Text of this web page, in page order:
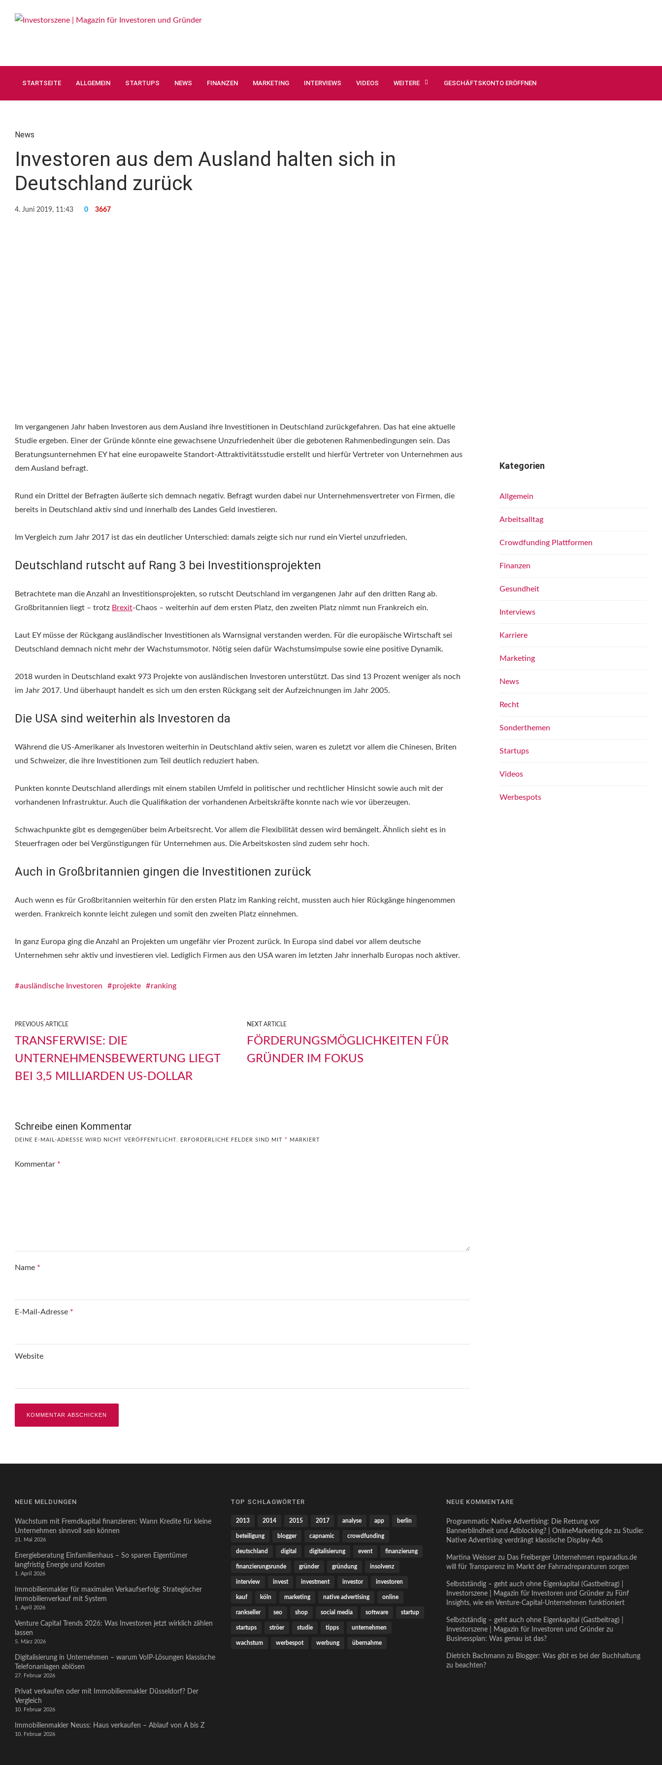
STARTSEITE ALLGEMEIN STARTUPS NEWS FINANZEN MARKETING INTERVIEWS VIDEOS WEITERE GESCHÄFTSKONTO ERÖFFNEN
News
Investoren aus dem Ausland halten sich in
Deutschland zurück
4. Juni 2019, 11:43 0 3667
Im vergangenen Jahr haben Investoren aus dem Ausland ihre Investitionen in Deutschland zurückgefahren. Das hat eine aktuelle
Studie ergeben. Einer der Gründe könnte eine gewachsene Unzufriedenheit über die gebotenen Rahmenbedingungen sein. Das
Beratungsunternehmen EY hat eine europaweite Standort-Attraktivitätsstudie erstellt und hierfür Vertreter von Unternehmen aus
dem Ausland befragt.
Rund ein Drittel der Befragten äußerte sich demnach negativ. Befragt wurden dabei nur Unternehmensvertreter von Firmen, die
bereits in Deutschland aktiv sind und innerhalb des Landes Geld investieren.
Im Vergleich zum Jahr 2017 ist das ein deutlicher Unterschied: damals zeigte sich nur rund ein Viertel unzufrieden.
Deutschland rutscht auf Rang 3 bei Investitionsprojekten
Betrachtete man die Anzahl an Investitionsprojekten, so rutscht Deutschland im vergangenen Jahr auf den dritten Rang ab.
Großbritannien liegt – trotz Brexit-Chaos – weiterhin auf dem ersten Platz, den zweiten Platz nimmt nun Frankreich ein.
Laut EY müsse der Rückgang ausländischer Investitionen als Warnsignal verstanden werden. Für die europäische Wirtschaft sei
Deutschland demnach nicht mehr der Wachstumsmotor. Nötig seien dafür Wachstumsimpulse sowie eine positive Dynamik.
2018 wurden in Deutschland exakt 973 Projekte von ausländischen Investoren unterstützt. Das sind 13 Prozent weniger als noch
im Jahr 2017. Und überhaupt handelt es sich um den ersten Rückgang seit der Aufzeichnungen im Jahr 2005.
Die USA sind weiterhin als Investoren da
Während die US-Amerikaner als Investoren weiterhin in Deutschland aktiv seien, waren es zuletzt vor allem die Chinesen, Briten
und Schweizer, die ihre Investitionen zum Teil deutlich reduziert haben.
Punkten konnte Deutschland allerdings mit einem stabilen Umfeld in politischer und rechtlicher Hinsicht sowie auch mit der
vorhandenen Infrastruktur. Auch die Qualifikation der vorhandenen Arbeitskräfte konnte nach wie vor überzeugen.
Schwachpunkte gibt es demgegenüber beim Arbeitsrecht. Vor allem die Flexibilität dessen wird bemängelt. Ähnlich sieht es in
Steuerfragen oder bei Vergünstigungen für Unternehmen aus. Die Arbeitskosten sind zudem sehr hoch.
Auch in Großbritannien gingen die Investitionen zurück
Auch wenn es für Großbritannien weiterhin für den ersten Platz im Ranking reicht, mussten auch hier Rückgänge hingenommen
werden. Frankreich konnte leicht zulegen und somit den zweiten Platz einnehmen.
In ganz Europa ging die Anzahl an Projekten um ungefähr vier Prozent zurück. In Europa sind dabei vor allem deutsche
Unternehmen sehr aktiv und investieren viel. Lediglich Firmen aus den USA waren im letzten Jahr innerhalb Europas noch aktiver.
ausländische Investoren projekte ranking
PREVIOUS ARTICLE
TRANSFERWISE: DIE
UNTERNEHMENSBEWERTUNG LIEGT
BEI 3,5 MILLIARDEN US-DOLLAR
NEXT ARTICLE
FÖRDERUNGSMÖGLICHKEITEN FÜR
GRÜNDER IM FOKUS
Schreibe einen Kommentar
DEINE E-MAIL-ADRESSE WIRD NICHT VERÖFFENTLICHT. ERFORDERLICHE FELDER SIND MIT * MARKIERT
Kommentar *
Name *
E-Mail-Adresse *
Website
Kategorien
Allgemein
Arbeitsalltag
Crowdfunding Plattformen
Finanzen
Gesundheit
Interviews
Karriere
Marketing
News
Recht
Sonderthemen
Startups
Videos
Werbespots
NEUE MELDUNGEN
Wachstum mit Fremdkapital finanzieren: Wann Kredite für kleine
Unternehmen sinnvoll sein können
21. Mai 2026
Energieberatung Einfamilienhaus – So sparen Eigentümer
langfristig Energie und Kosten
1. April 2026
Immobilienmakler für maximalen Verkaufserfolg: Strategischer
Immobilienverkauf mit System
1. April 2026
Venture Capital Trends 2026: Was Investoren jetzt wirklich zählen
lassen
5. März 2026
Digitalisierung in Unternehmen – warum VoIP-Lösungen klassische
Telefonanlagen ablösen
27. Februar 2026
Privat verkaufen oder mit Immobilienmakler Düsseldorf? Der
Vergleich
10. Februar 2026
Immobilienmakler Neuss: Haus verkaufen – Ablauf von A bis Z
10. Februar 2026
TOP SCHLAGWÖRTER
2013 2014 2015 2017 analyse app berlin
beteiligung blogger capnamic crowdfunding
deutschland digital digitalisierung event finanzierung
finanzierungsrunde gründer gründung insolvenz
interview invest investment investor investoren
kauf köln marketing native advertising online
rankseller seo shop social media software startup
startups ströer studie tipps unternehmen
wachstum werbespot werbung übernahme
NEUE KOMMENTARE
Programmatic Native Advertising: Die Rettung vor
Bannerblindheit und Adblocking? | OnlineMarketing.de zu Studie:
Native Advertising verdrängt klassische Display-Ads
Martina Weisser zu Das Freiberger Unternehmen reparadius.de
will für Transparenz im Markt der Fahrradreparaturen sorgen
Selbstständig – geht auch ohne Eigenkapital (Gastbeitrag) |
Investorszene | Magazin für Investoren und Gründer zu Fünf
Insights, wie ein Venture-Capital-Unternehmen funktioniert
Selbstständig – geht auch ohne Eigenkapital (Gastbeitrag) |
Investorszene | Magazin für Investoren und Gründer zu
Businessplan: Was genau ist das?
Dietrich Bachmann zu Blogger: Was gibt es bei der Buchhaltung
zu beachten?